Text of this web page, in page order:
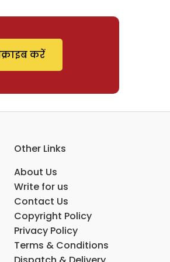
करें
Other Links
About Us
Write for us
Contact Us
Copyright Policy
Privacy Policy
Terms & Conditions